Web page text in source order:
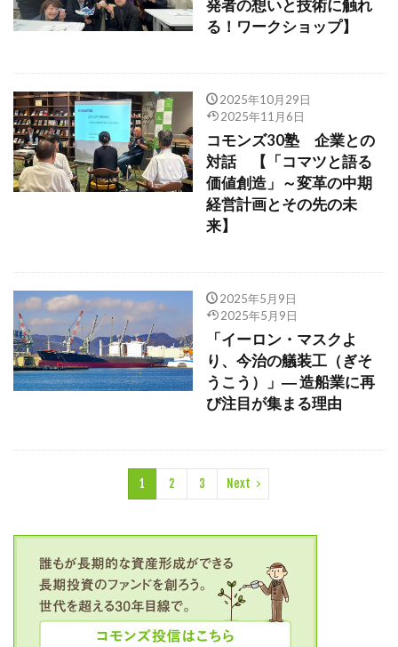
発者の想いと技術に触れ
る！ワークショップ】
2025年10月29日
2025年11月6日
コモンズ30塾 企業との
対話 【「コマツと語る
価値創造」～変革の中期
経営計画とその先の未
来】
2025年5月9日
2025年5月9日
「イーロン・マスクよ
り、今治の艤装工（ぎそ
うこう）」― 造船業に再
び注目が集まる理由
1 2 3 Next